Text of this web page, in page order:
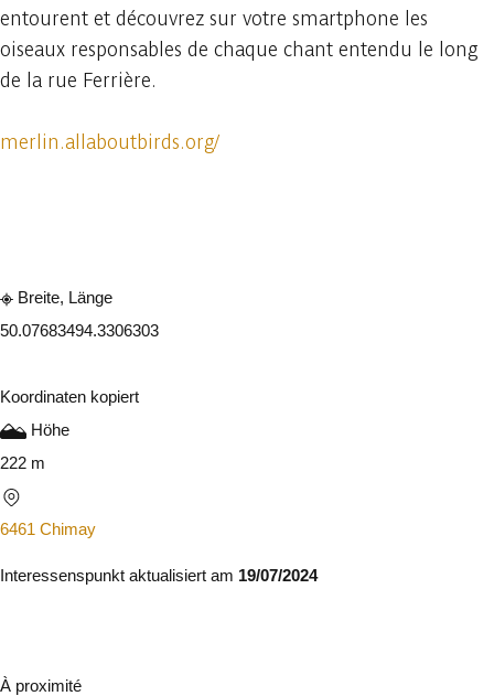
entourent et découvrez sur votre smartphone les
oiseaux responsables de chaque chant entendu le long
de la rue Ferrière.
merlin.allaboutbirds.org/
Breite, Länge
50.07683494.3306303
Koordinaten kopiert
Höhe
222 m
6461 Chimay
Interessenspunkt aktualisiert am 19/07/2024
À proximité